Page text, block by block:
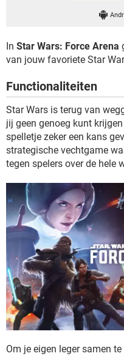
GRATIS
In Star Wars: Force Arena
van jouw favoriete Star
Functionaliteiten
Star Wars is terug van
jij geen genoeg kunt
spelletje zeker een kans
strategische vechtgame
tegen spelers over de hele
Om je eigen leger samen